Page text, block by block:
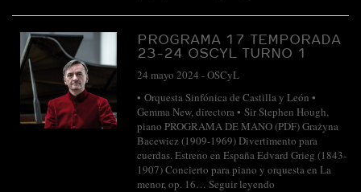
PROGRAMA 17 TEMPORADA
23-24 OSCYL TURNO 1
24 mayo 2024 -OSCyL
• Orquesta Sinfónica de Castilla y León •
Gemma New, directora • Sir Stephen Hough,
piano PROGRAMA DE MANO (PDF) Grażyna
Bacewicz (1909-1969) Divertimento para
cuerdas. Estreno en España Edvard Grieg (1843-
1907) Concierto para piano y orquesta en La
menor, op. 16… Seguir leyendo